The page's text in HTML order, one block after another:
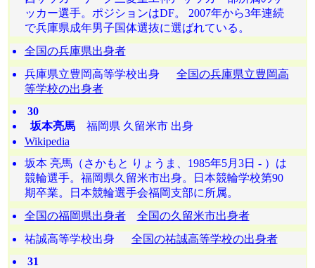
ッカー選手。ポジションはDF。 2007年から3年連続
で兵庫県成年男子国体選抜に選ばれている。
全国の兵庫県出身者
兵庫県立豊岡高等学校出身 全国の兵庫県立豊岡高
等学校の出身者
30
坂本亮馬福岡県 久留米市 出身
Wikipedia
坂本 亮馬（さかもと りょうま、1985年5月3日 - ）は
競輪選手。福岡県久留米市出身。日本競輪学校第90
期卒業。日本競輪選手会福岡支部に所属。
全国の福岡県出身者
全国の久留米市出身者
祐誠高等学校出身 全国の祐誠高等学校の出身者
31